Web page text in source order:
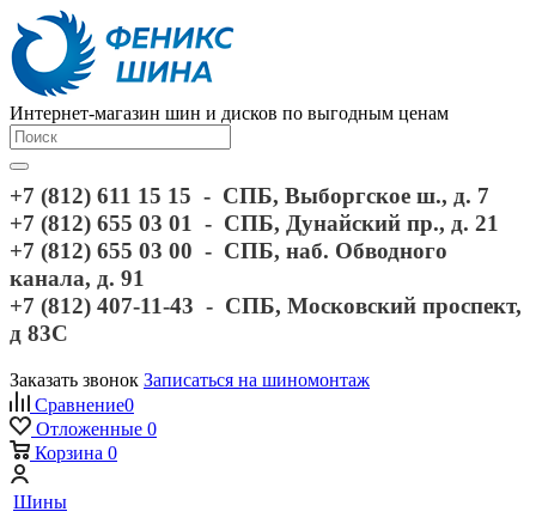
Интернет-магазин шин и дисков по выгодным ценам
+7 (812) 611 15 15 - СПБ, Выборгское ш., д. 7
+7 (812) 655 03 01 - СПБ, Дунайский пр., д. 21
+7 (812) 655 03 00 - СПБ, наб. Обводного
канала, д. 91
+7 (812) 407-11-43 - СПБ, Московский проспект,
д 83С
Заказать звонок Записаться на шиномонтаж
Сравнение0
Отложенные 0
Корзина 0
Шины